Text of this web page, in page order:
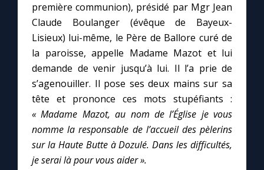
première communion), présidé par Mgr Jean
Claude Boulanger (évêque de Bayeux-
Lisieux) lui-même, le Père de Ballore curé de
la paroisse, appelle Madame Mazot et lui
demande de venir jusqu’à lui. Il l’a prie de
s’agenouiller. Il pose ses deux mains sur sa
tête et prononce ces mots stupéfiants :
« Madame Mazot, au nom de l’Église je vous
nomme la responsable de l’accueil des pèlerins
sur la Haute Butte à Dozulé. Dans les difficultés,
je serai là pour vous aider ».